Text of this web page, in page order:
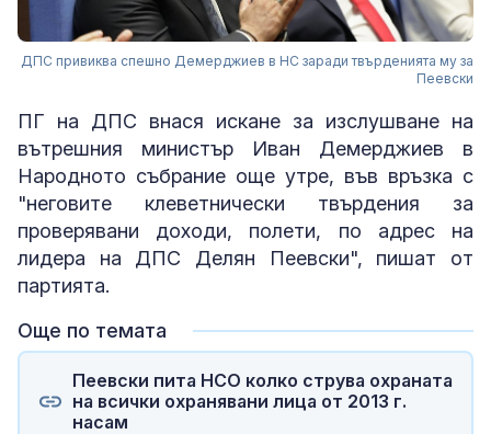
ДПС привиква спешно Демерджиев в НС заради твърденията му за
Пеевски
ПГ на ДПС внася искане за изслушване на
вътрешния министър Иван Демерджиев в
Народното събрание още утре, във връзка с
"неговите клеветнически твърдения за
проверявани доходи, полети, по адрес на
лидера на ДПС Делян Пеевски", пишат от
партията.
Още по темата
Пеевски пита НСО колко струва охраната
на всички охранявани лица от 2013 г.
насам